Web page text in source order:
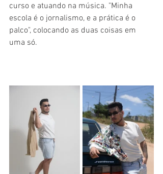
curso e atuando na música. "Minha
escola é o jornalismo, e a prática é o
palco", colocando as duas coisas em
uma só.